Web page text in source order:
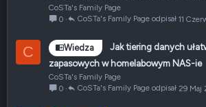
CoSTa's Family Page
0
11
CoSTa's Family Page
C Wiedza
Jak tiering danych
zapasowych w homelabowym NAS-ie
CoSTa's Family Page
0
29 Maj
CoSTa's Family Page